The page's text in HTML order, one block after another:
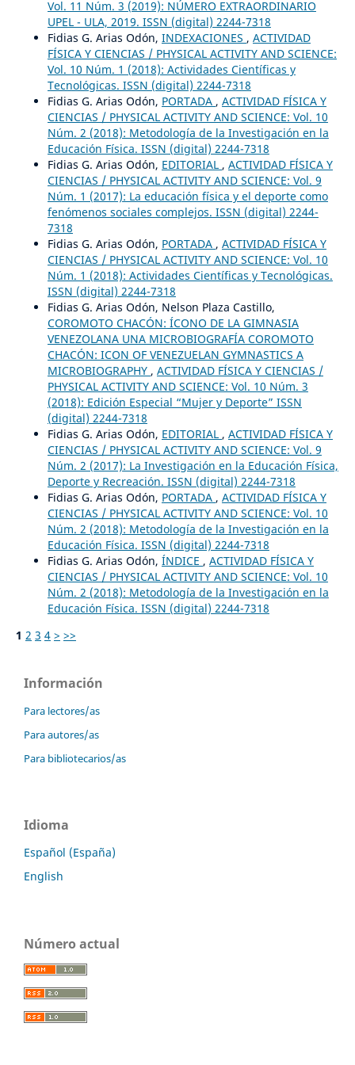
Vol. 11 Núm. 3 (2019): NÚMERO EXTRAORDINARIO
UPEL - ULA, 2019. ISSN (digital) 2244-7318
Fidias G. Arias Odón, INDEXACIONES , ACTIVIDAD
FÍSICA Y CIENCIAS / PHYSICAL ACTIVITY AND SCIENCE:
Vol. 10 Núm. 1 (2018): Actividades Científicas y
Tecnológicas. ISSN (digital) 2244-7318
Fidias G. Arias Odón, PORTADA , ACTIVIDAD FÍSICA Y
CIENCIAS / PHYSICAL ACTIVITY AND SCIENCE: Vol. 10
Núm. 2 (2018): Metodología de la Investigación en la
Educación Física. ISSN (digital) 2244-7318
Fidias G. Arias Odón, EDITORIAL , ACTIVIDAD FÍSICA Y
CIENCIAS / PHYSICAL ACTIVITY AND SCIENCE: Vol. 9
Núm. 1 (2017): La educación física y el deporte como
fenómenos sociales complejos. ISSN (digital) 2244-
7318
Fidias G. Arias Odón, PORTADA , ACTIVIDAD FÍSICA Y
CIENCIAS / PHYSICAL ACTIVITY AND SCIENCE: Vol. 10
Núm. 1 (2018): Actividades Científicas y Tecnológicas.
ISSN (digital) 2244-7318
Fidias G. Arias Odón, Nelson Plaza Castillo,
COROMOTO CHACÓN: ÍCONO DE LA GIMNASIA
VENEZOLANA UNA MICROBIOGRAFÍA COROMOTO
CHACÓN: ICON OF VENEZUELAN GYMNASTICS A
MICROBIOGRAPHY , ACTIVIDAD FÍSICA Y CIENCIAS /
PHYSICAL ACTIVITY AND SCIENCE: Vol. 10 Núm. 3
(2018): Edición Especial “Mujer y Deporte” ISSN
(digital) 2244-7318
Fidias G. Arias Odón, EDITORIAL , ACTIVIDAD FÍSICA Y
CIENCIAS / PHYSICAL ACTIVITY AND SCIENCE: Vol. 9
Núm. 2 (2017): La Investigación en la Educación Física,
Deporte y Recreación. ISSN (digital) 2244-7318
Fidias G. Arias Odón, PORTADA , ACTIVIDAD FÍSICA Y
CIENCIAS / PHYSICAL ACTIVITY AND SCIENCE: Vol. 10
Núm. 2 (2018): Metodología de la Investigación en la
Educación Física. ISSN (digital) 2244-7318
Fidias G. Arias Odón, ÍNDICE , ACTIVIDAD FÍSICA Y
CIENCIAS / PHYSICAL ACTIVITY AND SCIENCE: Vol. 10
Núm. 2 (2018): Metodología de la Investigación en la
Educación Física. ISSN (digital) 2244-7318
1 2 3 4 > >>
Información
Para lectores/as
Para autores/as
Para bibliotecarios/as
Idioma
Español (España)
English
Número actual